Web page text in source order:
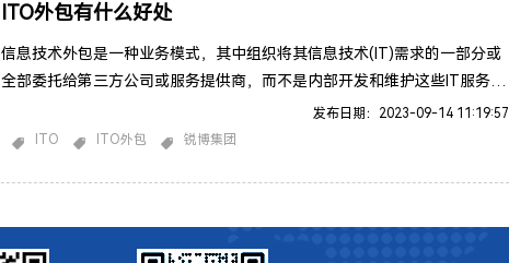
ITO外包有什么好处
信息技术外包是一种业务模式，其中组织将其信息技术(IT)需求的一部分或
全部委托给第三方公司或服务提供商，而不是内部开发和维护这些IT服务和
系统。这种外包模式的目的通常是降低成本、提高效率、获得专业知识、集
中精力于核心业务，或满足临时性或特定的IT需求。以下是信息技术外包的
发布日期：2023-09-14 11:19:57
ITO
ITO外包 锐博集团